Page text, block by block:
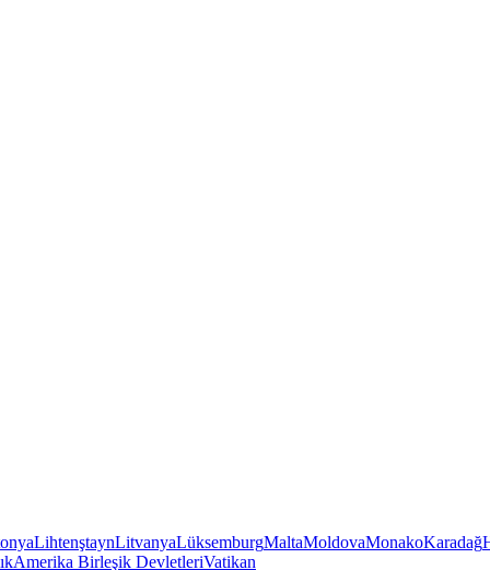
LihtenştaynLitvanyaLüksemburgMaltaMoldovaMonakoKaradağ
Amerika Birleşik DevletleriVatikan